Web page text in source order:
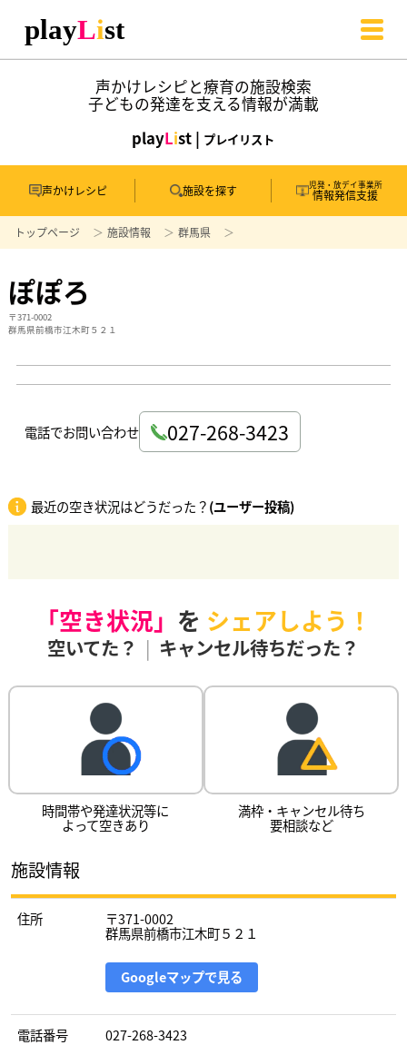
声かけレシピと療育の施設検索
子どもの発達を支える情報が満載
playList | プレイリスト
声かけレシピ 施設を探す 児発・放デイ事業所
情報発信支援
トップページ 施設情報 群馬県
ぽぽろ
〒371-0002
群馬県前橋市江木町５２１
電話でお問い合わせ 027-268-3423
最近の空き状況はどうだった？(ユーザー投稿)
「空き状況」 を シェアしよう！
空いてた？ | キャンセル待ちだった？
時間帯や発達状況等に
よって空きあり
満枠・キャンセル待ち
要相談など
施設情報
住所 〒371-0002
群馬県前橋市江木町５２１
Googleマップで見る
電話番号 027-268-3423